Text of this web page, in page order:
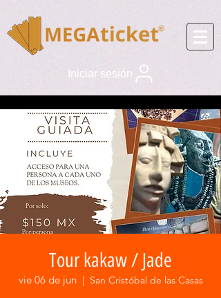
Iniciar sesión
Tour kakaw / Jade
vie 06 de jun
  |
San Cristóbal de las Casas